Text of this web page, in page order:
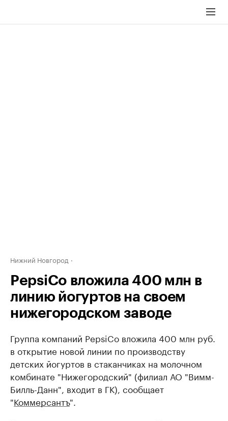
Нижний Новгород
PepsiCo вложила 400 млн в
линию йогуртов на своем
нижегородском заводе
Группа компаний PepsiCo вложила 400 млн руб.
в открытие новой линии по производству
детских йогуртов в стаканчиках на молочном
комбинате "Нижегородский" (​филиал АО "Вимм-
Билль-Данн", входит в ГК), сообщает
"Коммерсантъ".